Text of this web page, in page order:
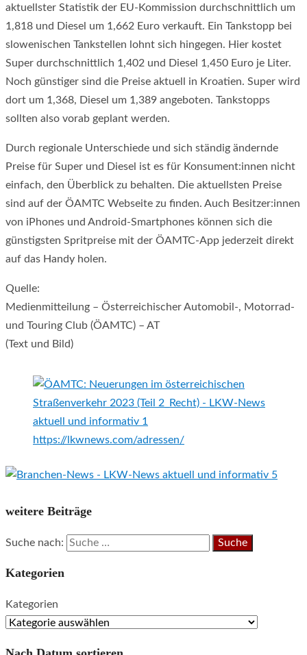
aktuellster Statistik der EU-Kommission durchschnittlich um
1,818 und Diesel um 1,662 Euro verkauft. Ein Tankstopp bei
slowenischen Tankstellen lohnt sich hingegen. Hier kostet
Super durchschnittlich 1,402 und Diesel 1,450 Euro je Liter.
Noch günstiger sind die Preise aktuell in Kroatien. Super wird
dort um 1,368, Diesel um 1,389 angeboten. Tankstopps
sollten also vorab geplant werden.
Durch regionale Unterschiede und sich ständig ändernde
Preise für Super und Diesel ist es für Konsument:innen nicht
einfach, den Überblick zu behalten. Die aktuellsten Preise
sind auf der ÖAMTC Webseite zu finden. Auch Besitzer:innen
von iPhones und Android-Smartphones können sich die
günstigsten Spritpreise mit der ÖAMTC-App jederzeit direkt
auf das Handy holen.
Quelle:
Medienmitteilung – Österreichischer Automobil-, Motorrad-
und Touring Club (ÖAMTC) – AT
(Text und Bild)
https://lkwnews.com/adressen/
weitere Beiträge
Suche nach:
Kategorien
Kategorien